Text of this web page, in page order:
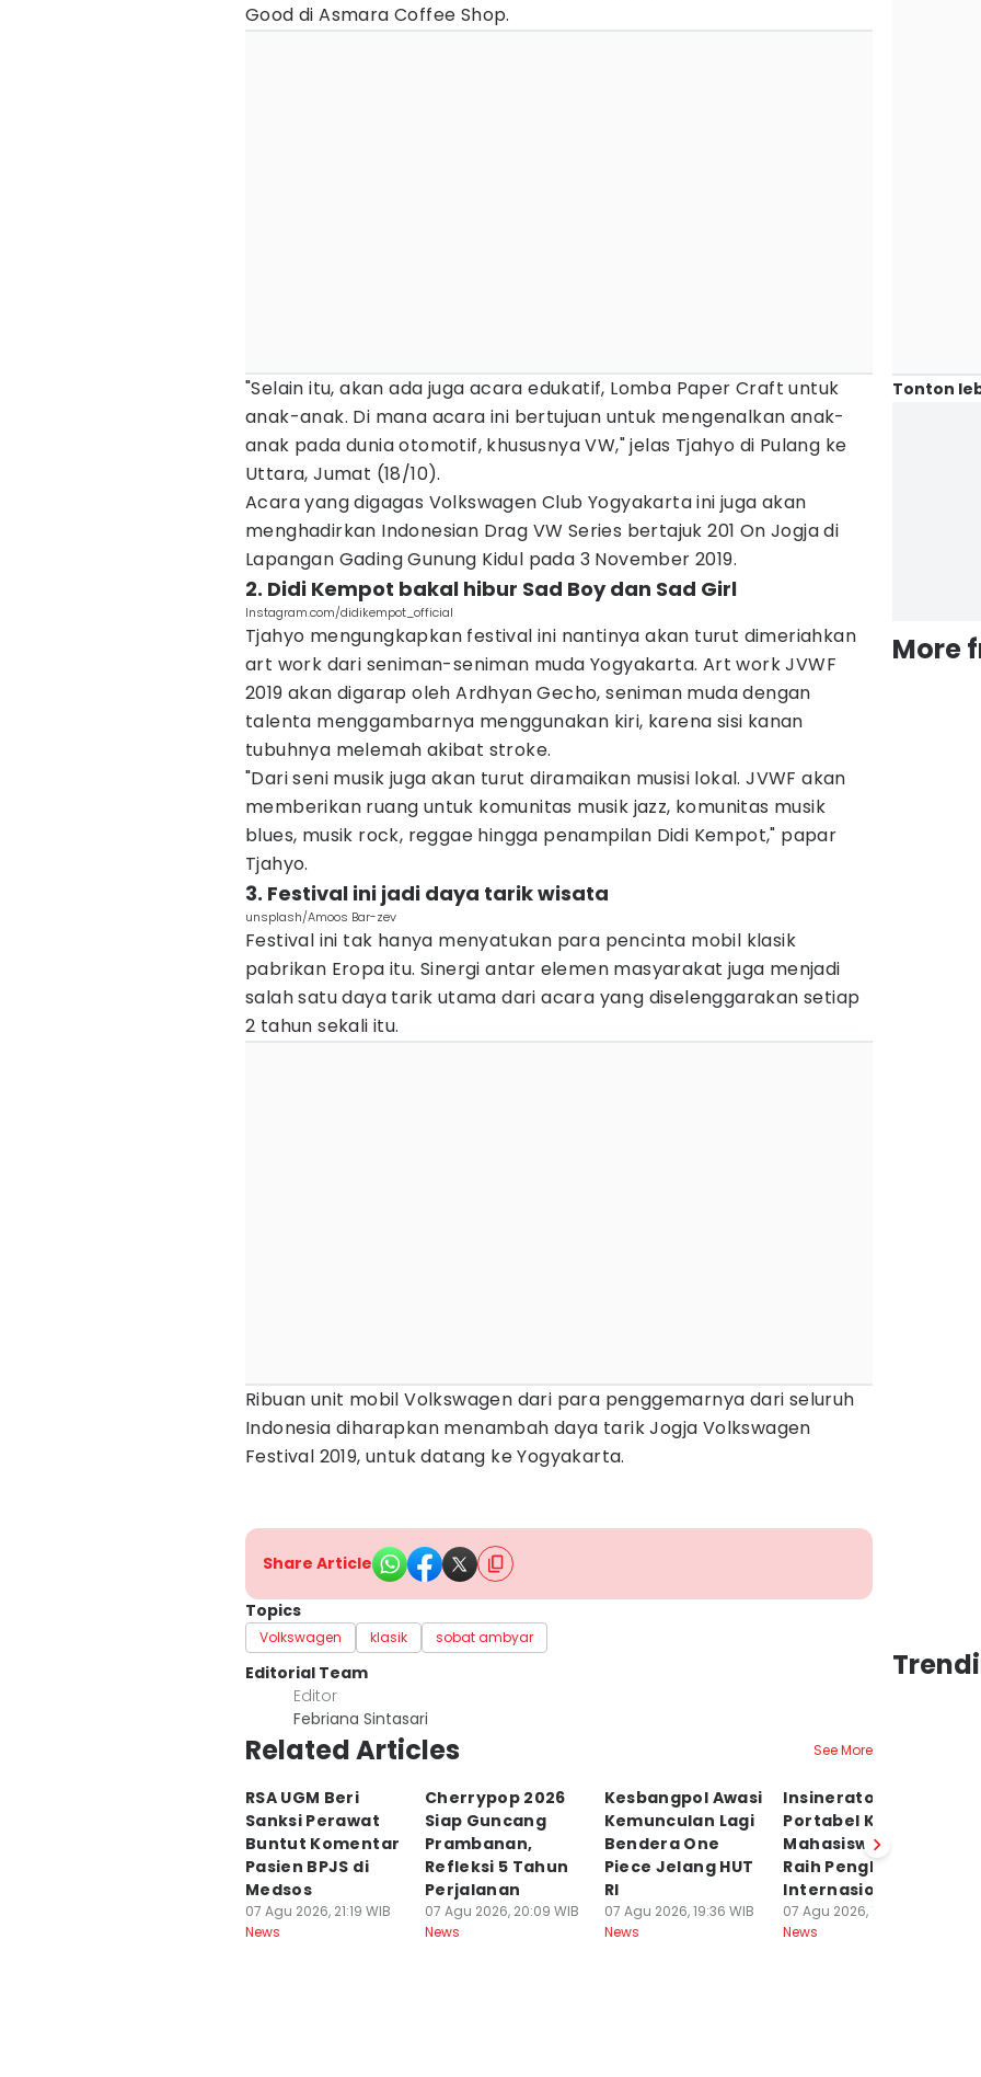
Good di Asmara Coffee Shop.
"Selain itu, akan ada juga acara edukatif, Lomba Paper Craft untuk
anak-anak. Di mana acara ini bertujuan untuk mengenalkan anak-
anak pada dunia otomotif, khususnya VW," jelas Tjahyo di Pulang ke
Uttara, Jumat (18/10).
Acara yang digagas Volkswagen Club Yogyakarta ini juga akan
menghadirkan Indonesian Drag VW Series bertajuk 201 On Jogja di
Lapangan Gading Gunung Kidul pada 3 November 2019.
2. Didi Kempot bakal hibur Sad Boy dan Sad Girl
Instagram.com/didikempot_official
Tjahyo mengungkapkan festival ini nantinya akan turut dimeriahkan
art work dari seniman-seniman muda Yogyakarta. Art work JVWF
2019 akan digarap oleh Ardhyan Gecho, seniman muda dengan
talenta menggambarnya menggunakan kiri, karena sisi kanan
tubuhnya melemah akibat stroke.
"Dari seni musik juga akan turut diramaikan musisi lokal. JVWF akan
memberikan ruang untuk komunitas musik jazz, komunitas musik
blues, musik rock, reggae hingga penampilan Didi Kempot," papar
Tjahyo.
3. Festival ini jadi daya tarik wisata
unsplash/Amoos Bar-zev
Festival ini tak hanya menyatukan para pencinta mobil klasik
pabrikan Eropa itu. Sinergi antar elemen masyarakat juga menjadi
salah satu daya tarik utama dari acara yang diselenggarakan setiap
2 tahun sekali itu.
Ribuan unit mobil Volkswagen dari para penggemarnya dari seluruh
Indonesia diharapkan menambah daya tarik Jogja Volkswagen
Festival 2019, untuk datang ke Yogyakarta.
Share Article
Topics
Volkswagen klasik sobat ambyar
Editorial Team
Editor
Febriana Sintasari
Related Articles See More
RSA UGM Beri
Sanksi Perawat
Buntut Komentar
Pasien BPJS di
Medsos
07 Agu 2026, 21:19 WIB
News
Cherrypop 2026
Siap Guncang
Prambanan,
Refleksi 5 Tahun
Perjalanan
07 Agu 2026, 20:09 WIB
News
Kesbangpol Awasi
Kemunculan Lagi
Bendera One
Piece Jelang HUT
RI
07 Agu 2026, 19:36 WIB
News
Insinerator
Portabel Karya
Mahasiswa UGM
Raih Penghargaan
Internasional
07 Agu 2026, 15:13 WIB
News
Tonton
More